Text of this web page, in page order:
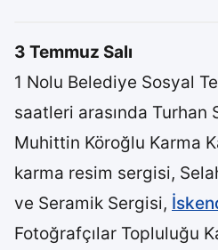
3 Temmuz Salı
1 Nolu Belediye Sosyal
saatleri arasında Turhan
Muhittin Köroğlu Karma
karma resim sergisi,
ve Seramik Sergisi,
Fotoğrafçılar Topluluğu